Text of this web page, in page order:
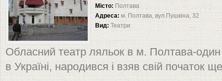
Місто: Полтава
Адреса: м. Полтава, вул.Пушкіна, 32
Вид: Театри
Обласний театр ляльок в м. Полтава-один
в Україні, народився і взяв свій початок